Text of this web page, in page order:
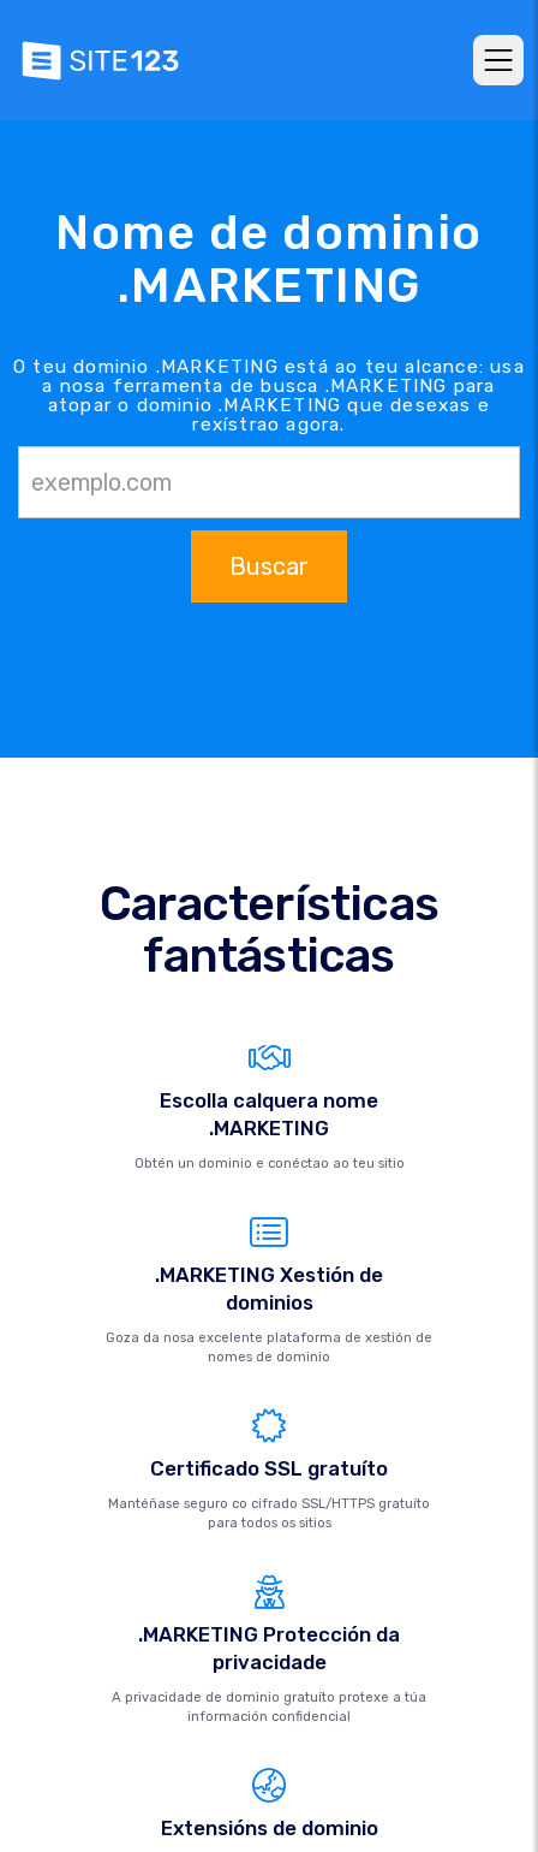
Nome de dominio
.MARKETING
O teu dominio .MARKETING está ao teu alcance: usa
a nosa ferramenta de busca .MARKETING para
atopar o dominio .MARKETING que desexas e
rexístrao agora.
Buscar
Características
fantásticas
Escolla calquera nome
.MARKETING
Obtén un dominio e conéctao ao teu sitio
.MARKETING Xestión de
dominios
Goza da nosa excelente plataforma de xestión de
nomes de dominio
Certificado SSL gratuíto
Mantéñase seguro co cifrado SSL/HTTPS gratuíto
para todos os sitios
.MARKETING Protección da
privacidade
A privacidade de dominio gratuíto protexe a túa
información confidencial
Extensións de dominio